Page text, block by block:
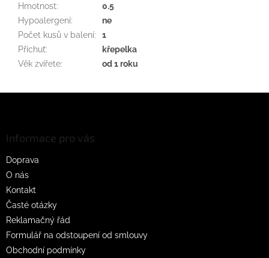
Hmotnost:
0.5
Hypoalergení:
ne
Počet kusů v balení:
1
Příchuť:
křepelka
Věk zvířete: od 1 roku
Informace pro vás
Doprava
O nás
Kontakt
Časté otázky
Reklamačný řád
Formulář na odstoupení od smlouvy
Obchodní podmínky